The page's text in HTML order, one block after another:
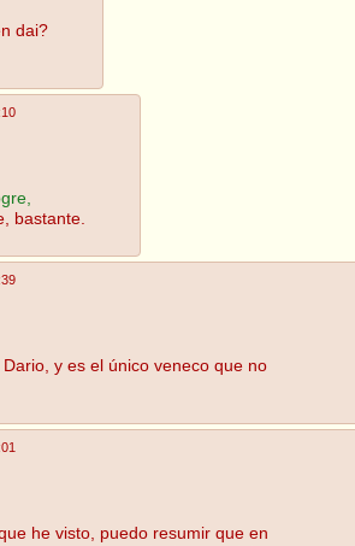
dai?
bastante.
y es el único veneco que no
he visto, puedo resumir que en